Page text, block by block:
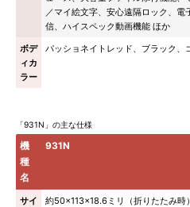
／マイ絵文字、安心遠隔ロック、
信、ハイスペック動画機能 ほか
ボデ
ィカ
ラー
パッショネイトレッド、ブラック、
「931N」の主な仕様
機
種
名
931N
サイ
約50×113×18.6ミリ（折りたたみ時）